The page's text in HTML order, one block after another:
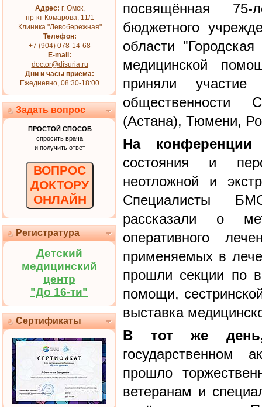
Адрес: г. Омск,
пр-кт Комарова, 11/1
Клиника "Левобережная"
Телефон:
+7 (904) 078-14-68
E-mail:
doctor@disuria.ru
Дни и часы приёма:
Ежедневно, 08:30-18:00
Задать вопрос
ПРОСТОЙ СПОСОБ
спросить врача
и получить ответ
ВОПРОС
ДОКТОРУ
ОНЛАЙН
Регистратура
Детский
медицинский
центр
"До 16-ти"
Сертификаты
посвящённая
бюджетного
области
медицинской
приняли участие
общественности
(Астана), Тюмени,
На
состояния и
неотложной и
Специалисты
рассказали о
оперативного
применяемых в
прошли секции по
помощи,
выставка
В тот же
государственном
прошло
ветеранам и